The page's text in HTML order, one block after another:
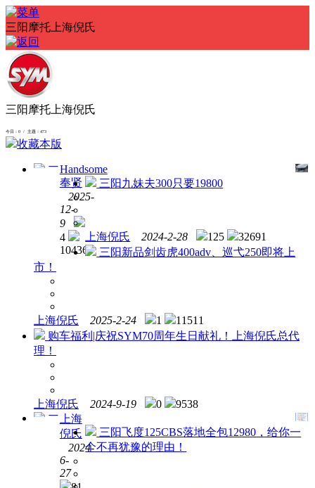
三阳摩托上海倪氏
三阳摩托上海倪氏
今日：0 / 主题：473
收藏本版
三
kating50
Handsome
奉贤
2025-
12-
9
4
10436
三阳九妹夫300只要19800
上海倪氏 2024-2-28 125
32691
三阳新品剑齿虎400adv、巡弋250即将上
市！
上海倪氏 2025-2-24 1
11511
购车福利|庆祝SYM70周年生日献礼！上海倪氏总代
理！
上海倪氏 2024-9-19 0
9538
三 上海
倪氏
2024-
6-
27
三阳飞度125CBS落地全包12980，给你一
个不再犹豫的理由！